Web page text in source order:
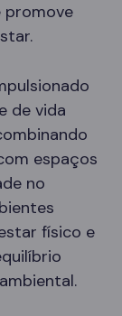
promove
de vida
espaços
no
físico e